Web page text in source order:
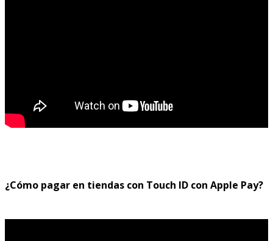
¿Cómo pagar en tiendas con Touch ID con Apple Pay?